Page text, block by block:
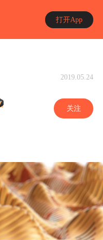
打开App
2019.05.24
关注